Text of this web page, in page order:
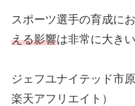
スポーツ選手の育成にお
える影響は非常に大き
ジェフユナイテッド市
楽天アフリエイト）